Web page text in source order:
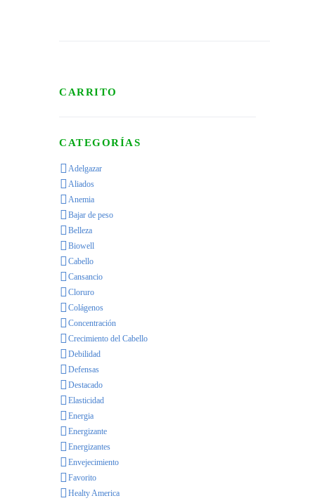
CARRITO
CATEGORÍAS
Adelgazar
Aliados
Anemia
Bajar de peso
Belleza
Biowell
Cabello
Cansancio
Cloruro
Colágenos
Concentración
Crecimiento del Cabello
Debilidad
Defensas
Destacado
Elasticidad
Energia
Energizante
Energizantes
Envejecimiento
Favorito
Healty America